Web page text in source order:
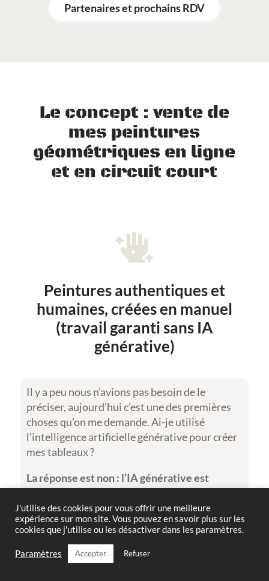
Partenaires et prochains RDV
Le concept : vente de
mes peintures
géométriques en ligne
et en circuit court

Peintures authentiques et
humaines, créées en manuel
(travail garanti sans IA
générative)
Il y a peu nous n’avions pas besoin de le
préciser, aujourd’hui c’est une des premières
choses qu’on me demande. Ai-je utilisé
l’intelligence artificielle générative pour créer
mes tableaux ?
La réponse est non : l’IA générative est
totalement exclue de mon processus créatif,
je refuse de l’utiliser afin de préserver ma
créativité et l’authenticité de mes œuvres. Je
trace chaque forme avec mes petite mains
humaines, puis je les colore une à une, et enfin
j’en aligne les sommets, toujours
J'utilise des cookies pour vous offrir une meilleure
expérience sur mon site. Vous pouvez en savoir plus sur les
cookies que j'utilise ou les désactiver dans les paramètres.
Paramètres Accepter Refuser